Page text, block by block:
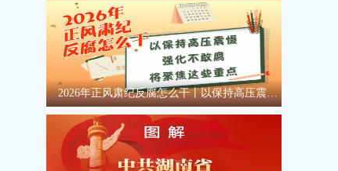
2026年正风肃纪反腐怎么干丨以保持高压震慑强化不敢腐将聚焦这些重点